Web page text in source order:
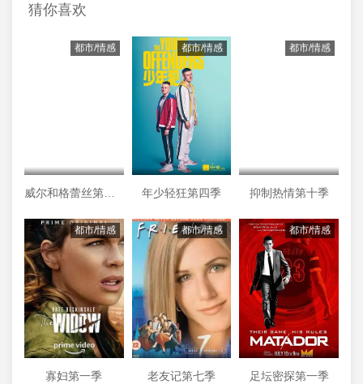
猜你喜欢
都市/情感
威尔和格蕾丝第四季
都市/情感
年少轻狂第四季
都市/情感
抑制热情第十季
都市/情感
寡妇第一季
都市/情感
老友记第七季
都市/情感
足坛密探第一季